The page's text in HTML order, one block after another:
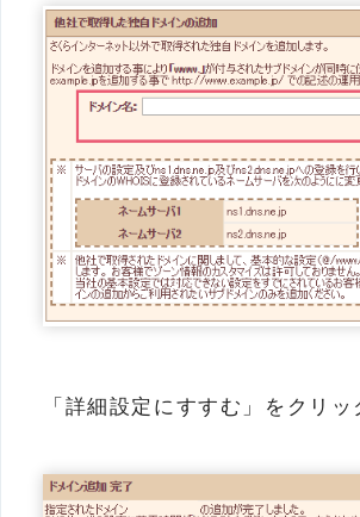
「詳細設定にすすむ」をクリッ